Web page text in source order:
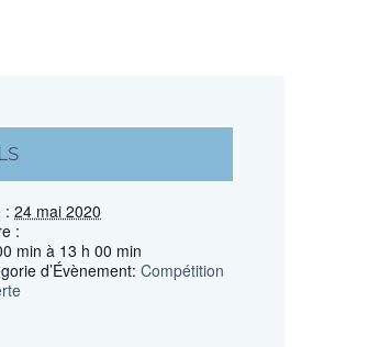
: 24 mai 2020
:
min à 13 h 00 min
d’Évènement: Compétition